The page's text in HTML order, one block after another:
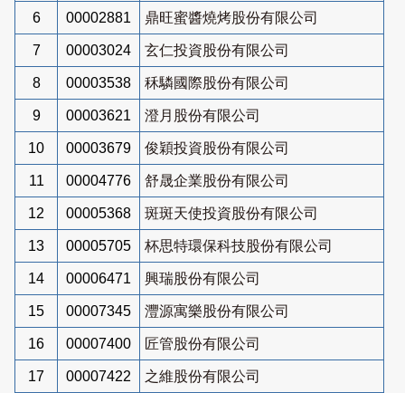
6 00002881 鼎旺蜜醬燒烤股份有限公司
7 00003024 玄仁投資股份有限公司
8 00003538 秝驎國際股份有限公司
9 00003621 澄月股份有限公司
10 00003679 俊穎投資股份有限公司
11 00004776 舒晟企業股份有限公司
12 00005368 斑斑天使投資股份有限公司
13 00005705 杯思特環保科技股份有限公司
14 00006471 興瑞股份有限公司
15 00007345 灃源寓樂股份有限公司
16 00007400 匠管股份有限公司
17 00007422 之維股份有限公司